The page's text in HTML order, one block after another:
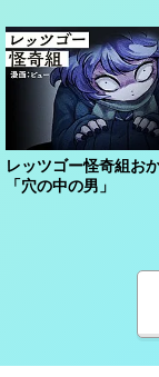
レッツゴー怪奇組お
「穴の中の男」